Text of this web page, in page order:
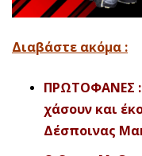
Διαβάστε ακόμα :
ΠΡΩΤΟΦΑΝΕΣ :
χάσουν και
Δέσποινας